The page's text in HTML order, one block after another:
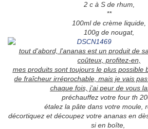
2 c à S de rhum,
**
100ml de crème liquide,
100g de nougat,
tout d'abord, l'ananas est un produit de
coûteux, profitez-en,
mes produits sont toujours le plus possible
de fraîcheur irréprochable, mais je vais
chaque fois, j'ai peur de vous
préchauffez votre four th
étalez la pâte dans votre moule,
décortiquez et découpez votre ananas en
si en boîte,